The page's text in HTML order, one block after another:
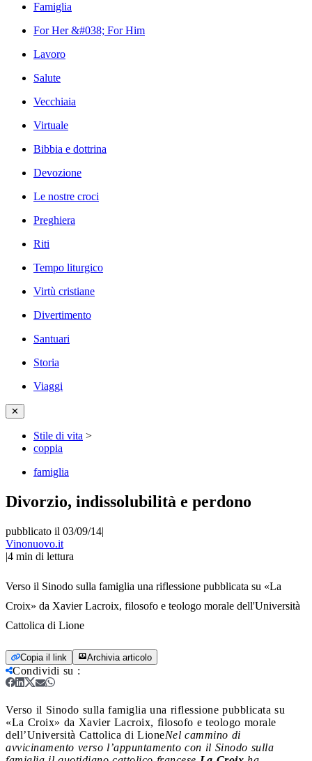
Famiglia
For Her &#038; For Him
Lavoro
Salute
Vecchiaia
Virtuale
Bibbia e dottrina
Devozione
Le nostre croci
Preghiera
Riti
Tempo liturgico
Virtù cristiane
Divertimento
Santuari
Storia
Viaggi
✕
Stile di vita >
coppia
famiglia
Divorzio, indissolubilità e perdono
pubblicato il 03/09/14|
Vinonuovo.it
|4 min di lettura
Verso il Sinodo sulla famiglia una riflessione pubblicata su «La
Croix» da Xavier Lacroix, filosofo e teologo morale dell'Università
Cattolica di Lione
Copia il link Archivia articolo
Condividi su :
Verso il Sinodo sulla famiglia una riflessione pubblicata su
«La Croix» da Xavier Lacroix, filosofo e teologo morale
dell’Università Cattolica di LioneNel cammino di
avvicinamento verso l’appuntamento con il Sinodo sulla